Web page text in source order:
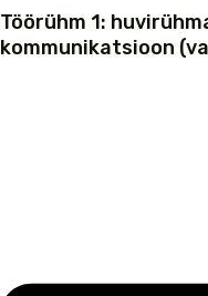
Töörühm 1:
kommunikatsioon